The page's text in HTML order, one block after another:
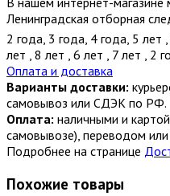
Ленинградская отборная
2 года 3 года 4 года 5 лет
лет 8 лет 6 лет 7 лет
2
Оплата и доставка
Варианты доставки:
самовывоз или СДЭК по РФ.
Оплата: наличными и
самовывозе), переводом
Подробнее на странице
Похожие товары